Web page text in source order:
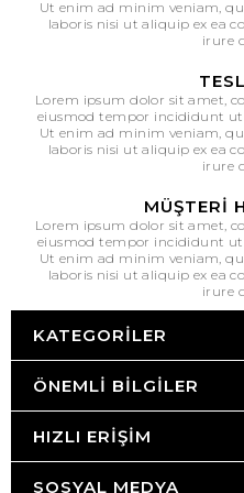
Ut enim ad minim veniam,
laboris nisi ut aliquip ex ea
irure
Lorem ipsum dolor sit amet,
eiusmod tempor incididunt
Ut enim ad minim veniam,
laboris nisi ut aliquip ex ea
irure
MÜŞTERI
Lorem ipsum dolor sit amet,
eiusmod tempor incididunt
Ut enim ad minim veniam,
laboris nisi ut aliquip ex ea
irure
KATEGORILER
ÖNEMLI BILGILER
HIZLI ERIŞIM
SOSYAL MEDYA